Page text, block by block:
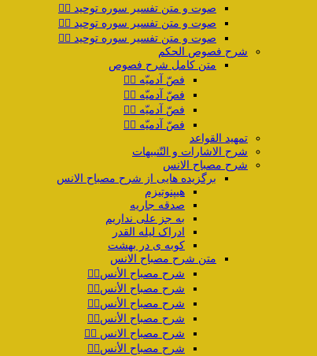
صوت و متن تفسیر سوره توحید ۲️⃣
صوت و متن تفسیر سوره توحید ۳️⃣
صوت و متن تفسیر سوره توحید ۴️⃣
شرح فصوص الحکم
متن کامل شرح فصوص
فصّ آدمیّه ۱️⃣
فصّ آدمیّه ۲️⃣
فصّ آدمیّه ۳️⃣
فصّ آدمیّه ۴️⃣
تمهید القواعد
شرح الاشارات و التّنبیهات
شرح مصباح الانس
برگزیده هایی از شرح مصباح الانس
هیپنوتیزم
صدقه جاریه
به جز علی نداریم
ادراک لیله القدر
کوبه ی در بهشت
متن شرح مصباح الانس
شرح مصباح الأنس۱️⃣
شرح مصباح الأنس۲️⃣
شرح مصباح الأنس۳️⃣
شرح مصباح الأنس۴️⃣
شرح مصباح الانس ۵️⃣
شرح مصباح الأنس۶️⃣